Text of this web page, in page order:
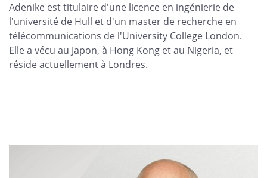
Adenike est titulaire d'une licence en ingénierie de
l'université de Hull et d'un master de recherche en
télécommunications de l'University College London.
Elle a vécu au Japon, à Hong Kong et au Nigeria, et
réside actuellement à Londres.